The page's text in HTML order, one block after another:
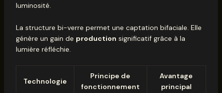
luminosité.
La structure bi-verre permet une captation bifaciale. Elle
génère un gain de production significatif grâce à la
lumière réfléchie.
Technologie
Principe de
fonctionnement
Avantage
principal